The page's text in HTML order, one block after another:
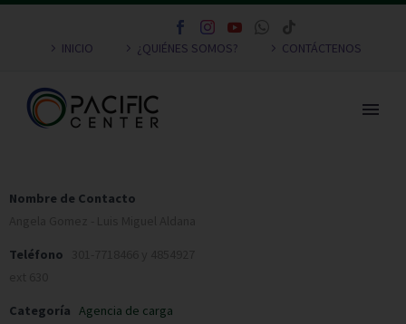
INICIO ¿QUIÉNES SOMOS? CONTÁCTENOS
Nombre de Contacto
Teléfono
Categoría Agencia de carga